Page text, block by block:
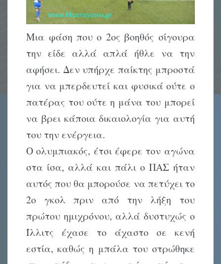
Μια φάση που ο 2ος βοηθός σίγουρα
την είδε αλλά απλά ήθλε να την
αφήσει. Δεν υπήρχε παίκτης μπροστά
για να μπερδευτεί και φυσικά ούτε ο
πατέρας του ούτε η μάνα του μπορεί
να βρει κάποια δικαιολογία για αυτή
του την ενέργεια.
Ο ολυμπιακός, έτσι έφερε τον αγώνα
στα ίσα, αλλά και πάλι ο ΠΑΣ ήταν
αυτός που θα μπορούσε να πετύχει το
2ο γκολ πριν από την λήξη του
πρώτου ημιχρόνου, αλλά δυστυχώς ο
Ίλλιτς έχασε το άχαστο σε κενή
εστία, καθώς η μπάλα του στρώθηκε